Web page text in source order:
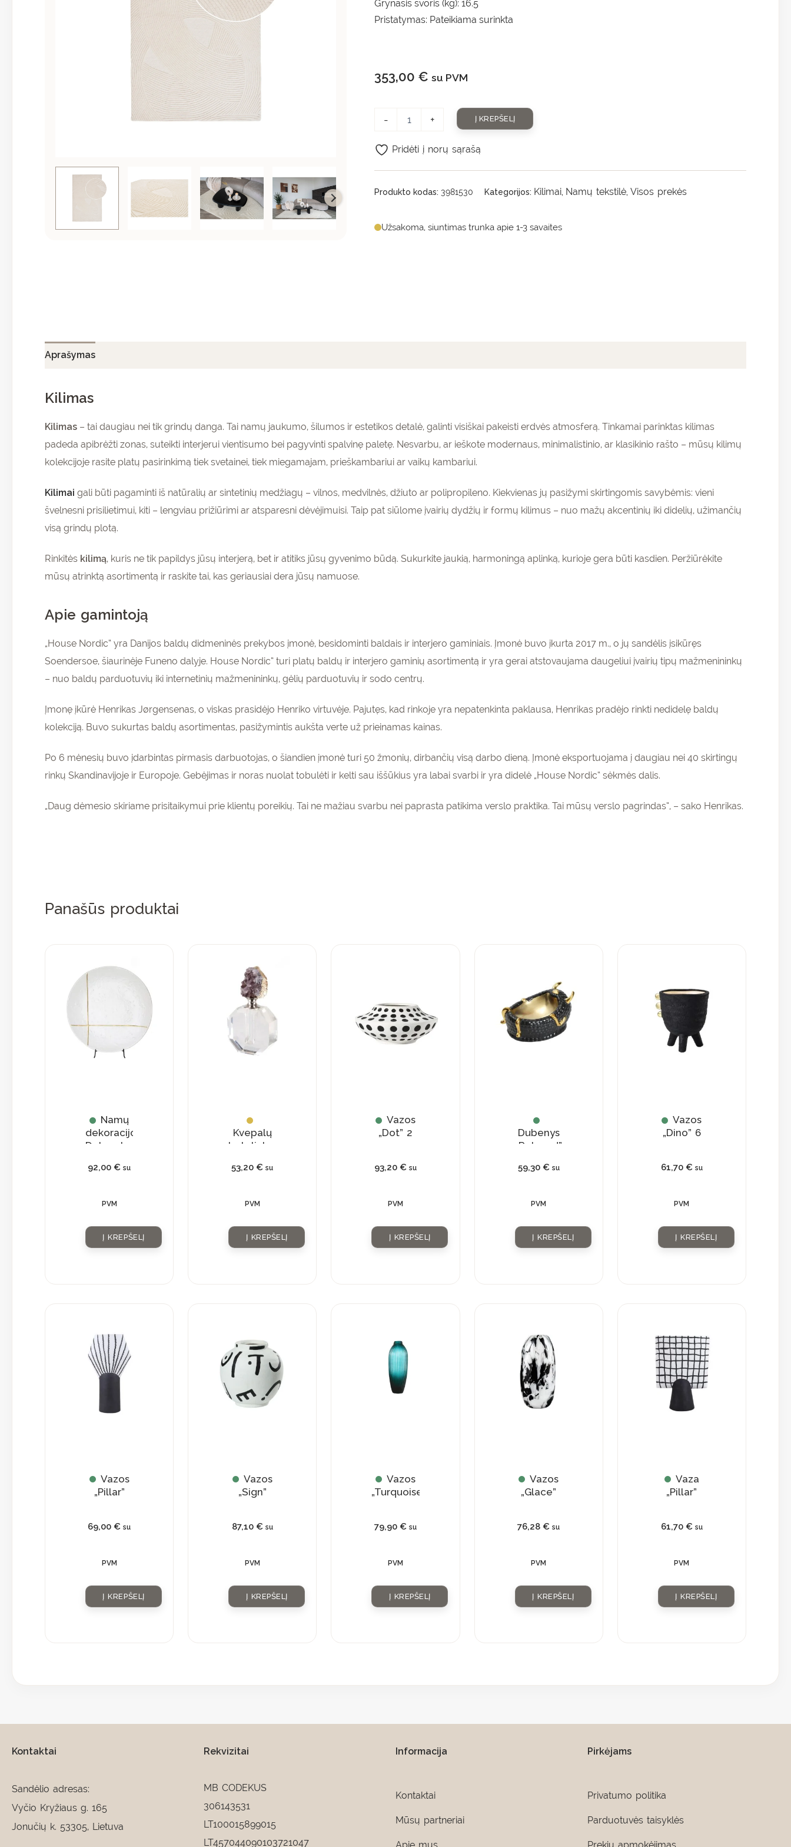
Grynasis svoris (kg): 16.5
Pristatymas: Pateikiama surinkta
353,00 € su PVM
- + Į KREPŠELĮ
Produkto kodas: 3981530 Kategorijos: Kilimai, Namų tekstilė,Visos prekės
Užsakoma, siuntimas trunka apie 1-3 savaites
Pridėti į norų sąrašą
Aprašymas
Kilimas
Kilimas – tai daugiau nei tik grindų danga. Tai namų jaukumo, šilumos ir estetikos detalė, galinti visiškai pakeisti erdvės atmosferą. Tinkamai parinktas kilimas
padeda apibrėžti zonas, suteikti interjerui vientisumo bei pagyvinti spalvinę paletę. Nesvarbu, ar ieškote modernaus, minimalistinio, ar klasikinio rašto – mūsų kilimų
kolekcijoje rasite platų pasirinkimą tiek svetainei, tiek miegamajam, prieškambariui ar vaikų kambariui.
Kilimai gali būti pagaminti iš natūralių ar sintetinių medžiagų – vilnos, medvilnės, džiuto ar polipropileno. Kiekvienas jų pasižymi skirtingomis savybėmis: vieni
švelnesni prisilietimui, kiti – lengviau prižiūrimi ar atsparesni dėvėjimuisi. Taip pat siūlome įvairių dydžių ir formų kilimus – nuo mažų akcentinių iki didelių, užimančių
visą grindų plotą.
Rinkitės kilimą, kuris ne tik papildys jūsų interjerą, bet ir atitiks jūsų gyvenimo būdą. Sukurkite jaukią, harmoningą aplinką, kurioje gera būti kasdien. Peržiūrėkite
mūsų atrinktą asortimentą ir raskite tai, kas geriausiai dera jūsų namuose.
Apie gamintoją
„House Nordic“ yra Danijos baldų didmeninės prekybos įmonė, besidominti baldais ir interjero gaminiais. Įmonė buvo įkurta 2017 m., o jų sandėlis įsikūręs
Soendersoe, šiaurinėje Funeno dalyje. House Nordic“ turi platų baldų ir interjero gaminių asortimentą ir yra gerai atstovaujama daugeliui įvairių tipų mažmenininkų
– nuo baldų parduotuvių iki internetinių mažmenininkų, gėlių parduotuvių ir sodo centrų.
Įmonę įkūrė Henrikas Jørgensenas, o viskas prasidėjo Henriko virtuvėje. Pajutęs, kad rinkoje yra nepatenkinta paklausa, Henrikas pradėjo rinkti nedidelę baldų
kolekciją. Buvo sukurtas baldų asortimentas, pasižymintis aukšta verte už prieinamas kainas.
Po 6 mėnesių buvo įdarbintas pirmasis darbuotojas, o šiandien įmonė turi 50 žmonių, dirbančių visą darbo dieną. Įmonė eksportuojama į daugiau nei 40 skirtingų
rinkų Skandinavijoje ir Europoje. Gebėjimas ir noras nuolat tobulėti ir kelti sau iššūkius yra labai svarbi ir yra didelė „House Nordic“ sėkmės dalis.
„Daug dėmesio skiriame prisitaikymui prie klientų poreikių. Tai ne mažiau svarbu nei paprasta patikima verslo praktika. Tai mūsų verslo pagrindas“, – sako Henrikas.
Panašūs produktai
Namų
dekoracijos
Dekoratyvinė
92,00€ su
PVM
Į KREPŠELĮ
Kvepalų
buteliukas
natūraliu
53,20€ su
PVM
Į KREPŠELĮ
Vazos
„Dot” 2
93,20 € su
PVM
Į KREPŠELĮ
Dubenys
„Relaxed”
59,30 € su
PVM
Į KREPŠELĮ
Vazos
„Dino” 6
61,70 € su
PVM
Į KREPŠELĮ
Vazos
„Pillar”
69,00€ su
PVM
Į KREPŠELĮ
Vazos
„Sign”
87,10 € su
PVM
Į KREPŠELĮ
Vazos
„Turquoise”
79,90 € su
PVM
Į KREPŠELĮ
Vazos
„Glace”
76,28€ su
PVM
Į KREPŠELĮ
Vaza
„Pillar”
61,70 € su
PVM
Į KREPŠELĮ
Kontaktai
Sandėlio adresas:
Vyčio Kryžiaus g. 165
Jonučių k. 53305, Lietuva
Rekvizitai
MB CODEKUS
306143531
LT100015899015
LT457044090103721047
Informacija
Kontaktai
Mūsų partneriai
Pirkėjams
Privatumo politika
Parduotuvės taisyklės